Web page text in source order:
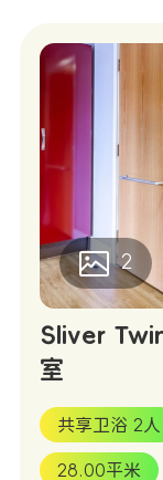
2
Sliver
室
共享卫浴 2人
28.00平米